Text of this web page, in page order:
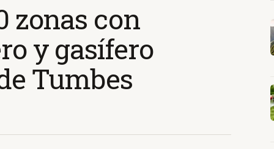
zonas con
y gasífero
Tumbes